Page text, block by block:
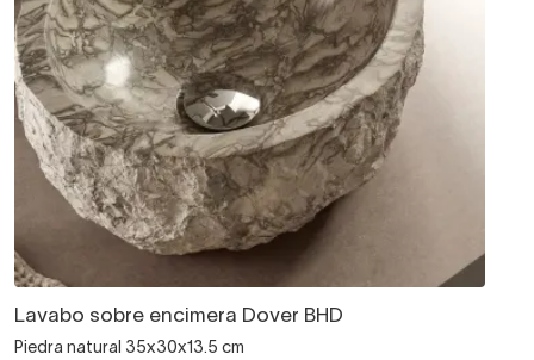
Lavabo sobre encimera Dover BHD
Piedra natural 35x30x13.5 cm